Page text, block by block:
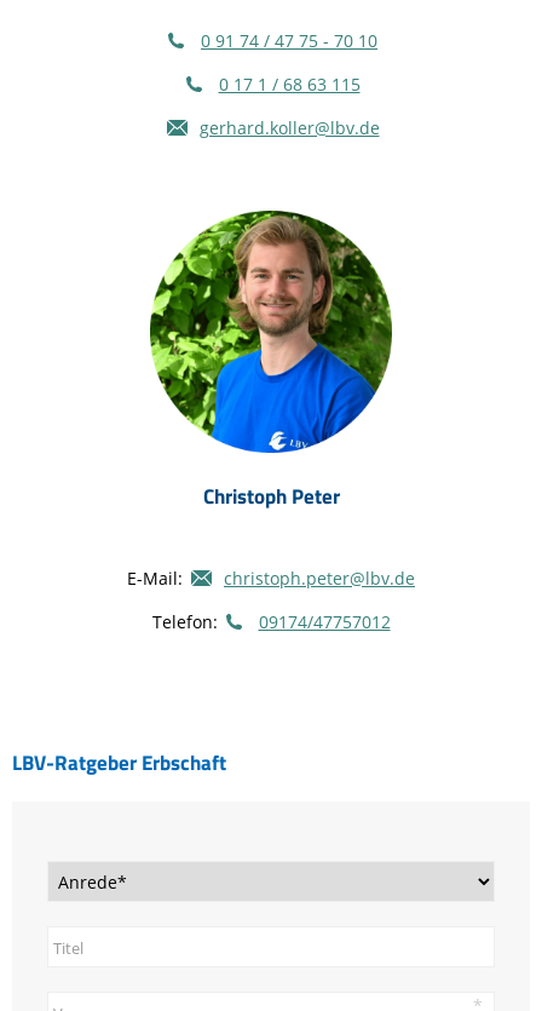
0 91 74 / 47 75 - 70 10
0 17 1 / 68 63 115
gerhard.koller@lbv.de
Christoph Peter
E-Mail:
christoph.peter@lbv.de
Telefon:
09174/47757012
LBV-Ratgeber Erbschaft